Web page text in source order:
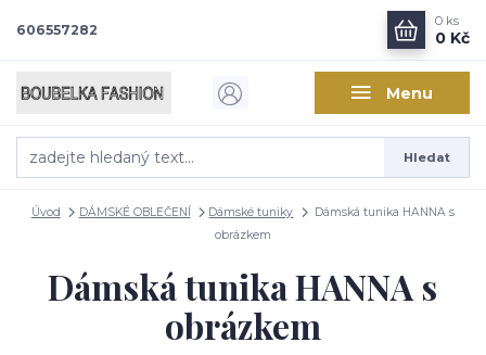
Menu
Hledat
606557282
0 ks
0 Kč
Úvod DÁMSKÉ OBLEČENÍ Dámské tuniky
Dámská tunika HANNA s
obrázkem
Dámská tunika HANNA s
obrázkem